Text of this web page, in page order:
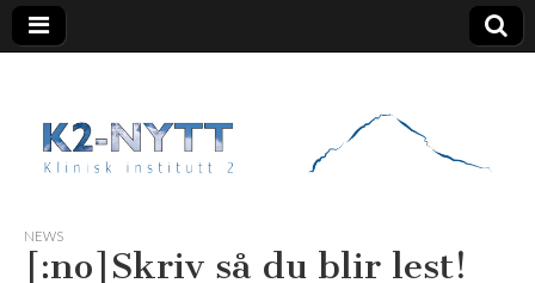
K2 Nytt
NEWS
[:no]Skriv så du blir lest!